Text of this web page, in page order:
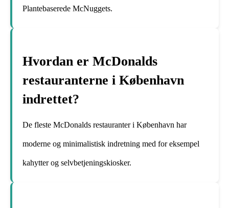
Plantebaserede McNuggets.
Hvordan er McDonalds
restauranterne i København
indrettet?
De fleste McDonalds restauranter i København har
moderne og minimalistisk indretning med for eksempel
kahytter og selvbetjeningskiosker.